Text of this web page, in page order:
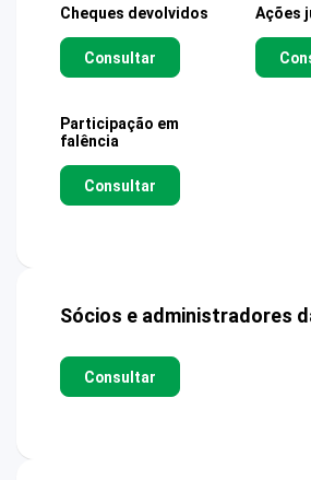
Cheques devolvidos
Consultar
Ações
Participação em
falência
Consultar
Sócios e administradores
Consultar